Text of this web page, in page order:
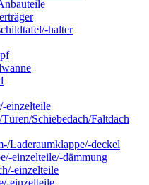
halter
einzelteile
Schiebedach/Faltdach
Laderaumklappe/-deckel
einzelteile/-dämmung
einzelteile
einzelteile